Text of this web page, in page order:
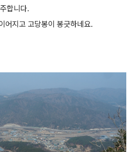
합니다.
어지고 고당봉이 봉긋하네요.